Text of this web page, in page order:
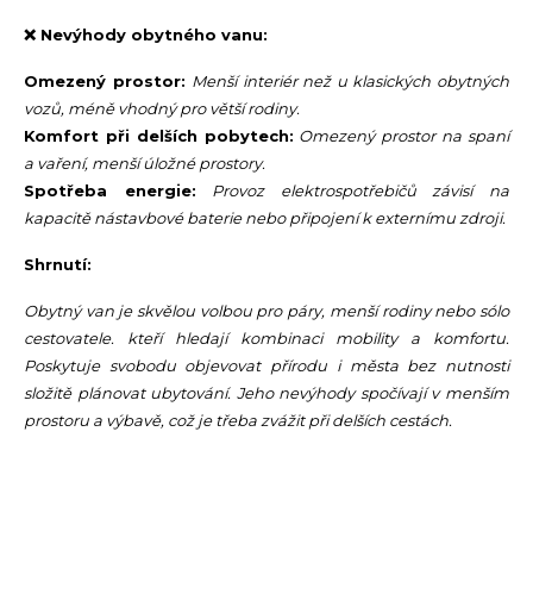
❌ Nevýhody obytného vanu:
Omezený prostor: Menší interiér než u klasických obytných
vozů, méně vhodný pro větší rodiny.
Komfort při delších pobytech: Omezený prostor na spaní
a vaření, menší úložné prostory.
Spotřeba energie:
Provoz elektrospotřebičů závisí na
kapacitě nástavbové baterie nebo připojení k externímu zdroji.
Shrnutí:
Obytný van je skvělou volbou pro páry, menší rodiny nebo sólo
cestovatele. kteří hledají kombinaci mobility a komfortu.
Poskytuje svobodu objevovat přírodu i města bez nutnosti
složitě plánovat ubytování. Jeho nevýhody spočívají v menším
prostoru a výbavě, což je třeba zvážit při delších cestách.